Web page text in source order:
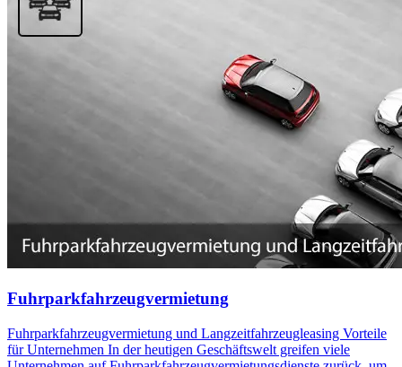
Fuhrparkfahrzeugvermietung
Fuhrparkfahrzeugvermietung und Langzeitfahrzeugleasing Vorteile
für Unternehmen In der heutigen Geschäftswelt greifen viele